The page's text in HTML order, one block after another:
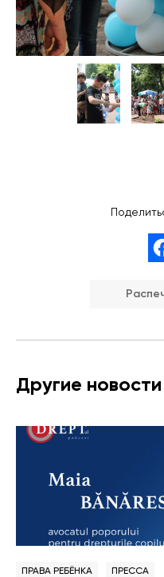
Другие новости
ПРАВА РЕБЁНКА ПРЕССА